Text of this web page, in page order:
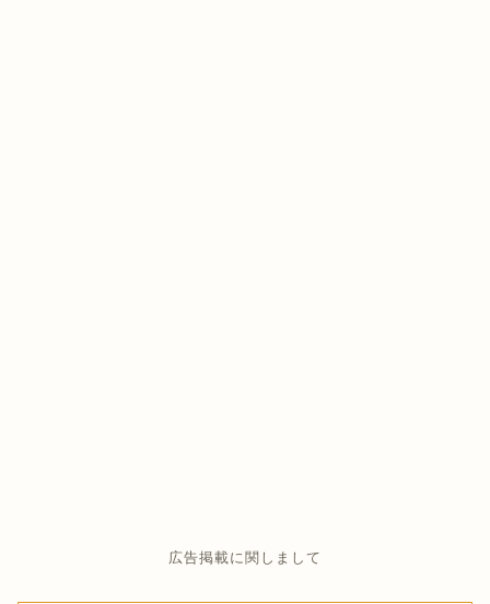
広告掲載に関しまして